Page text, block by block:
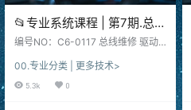
📂专业系统课程 | 第7期.总线
维修 驱动控制 高压互锁 快
充慢充 防盗诊断 编码匹配
课程_255节（34G）[电路图
新能源 空调 发动机 变速箱
编号NO：C6-0117 总线维修 驱动
编码匹配 培训课程 Bus maintenan
ce, drive control, high voltage inte
00.专业分类 | 更多技术>
5.3k 0